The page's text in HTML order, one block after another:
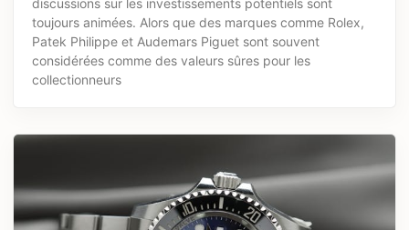
toujours animées. Alors que des marques comme Rolex,
Patek Philippe et Audemars Piguet sont souvent
considérées comme des valeurs sûres pour les
collectionneurs